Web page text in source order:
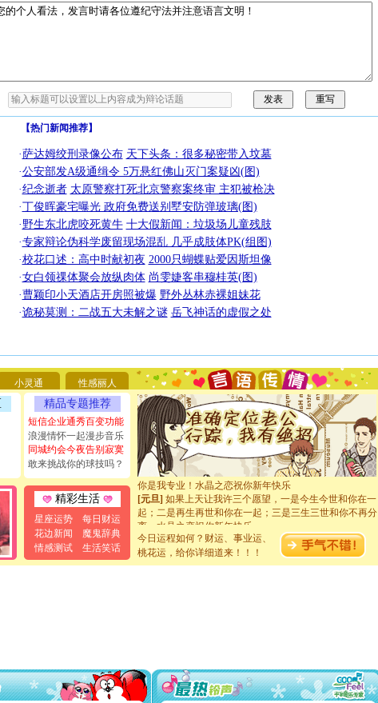
【热门新闻推荐】
·萨达姆绞刑录像公布 天下头条：很多秘密带入坟墓
·公安部发A级通缉令 5万悬红佛山灭门案疑凶(图)
·纪念逝者 太原警察打死北京警察案终审 主犯被枪决
·丁俊晖豪宅曝光 政府免费送别墅安防弹玻璃(图)
·野生东北虎咬死黄牛 十大假新闻：垃圾场儿童残肢
·专家辩论伪科学废留现场混乱 几乎成肢体PK(组图)
·校花口述：高中时献初夜 2000只蝴蝶贴爱因斯坦像
·女白领祼体聚会放纵肉体 尚雯婕客串穆桂英(图)
·曹颖印小天酒店开房照被爆 野外丛林赤裸姐妹花
·诡秘莫测：二战五大未解之谜 岳飞神话的虚假之处
小灵通 性感丽人
精品专题推荐
短信企业通秀百变功能
浪漫情怀一起漫步音乐
同城约会今夜告别寂寞
敢来挑战你的球技吗？
精彩生活
星座运势
每日财运
花边新闻
魔鬼辞典
情感测试
生活笑话
你太多，只有给你五千万：千万快乐！千万要健康！千万
要平安！千万要知足！千万不要忘记我！
[圣诞节]不只这样的日子才会想起你,而是这样的日子才
能正大光明地骚扰你,告诉你,圣诞要快乐!新年要快乐!天
天都要快乐噢!
[圣诞节]奉上一颗祝福的心,在这个特别的日子里,愿幸福,
如意,快乐,鲜花,一切美好的祝愿与你同在.圣诞快乐!
[元旦]看到你我会触电；看不到你我要充电；没有你我会
断电。爱你是我职业，想你是我事业，抱你是我特长，吻
你是我专业！水晶之恋祝你新年快乐
[元旦]如果上天让我许三个愿望，一是今生今世和你在一
起；二是再生再世和你在一起；三是三生三世和你不再分
离。水晶之恋祝你新年快乐
[元旦]当我狠下心扭头离去那一刻，你在我身后无助地哭
泣，这痛楚让我明白我多么爱你。我转身抱住你：这猪不
卖了。水晶之恋祝你新年快乐。
你太多，只有给你五千万：千万快乐！千万要健康！千万
要平安！千万要知足！千万不要忘记我！
[圣诞节]不只这样的日子才会想起你,而是这样的日子才
今日运程如何？财运、事业运、
桃花运，给你详细道来！！！